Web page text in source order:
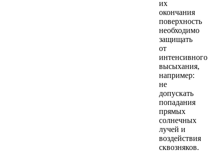
их
окончания
поверхность
необходимо
защищать
от
интенсивного
высыхания,
например:
не
допускать
попадания
прямых
солнечных
лучей и
воздействия
сквозняков.